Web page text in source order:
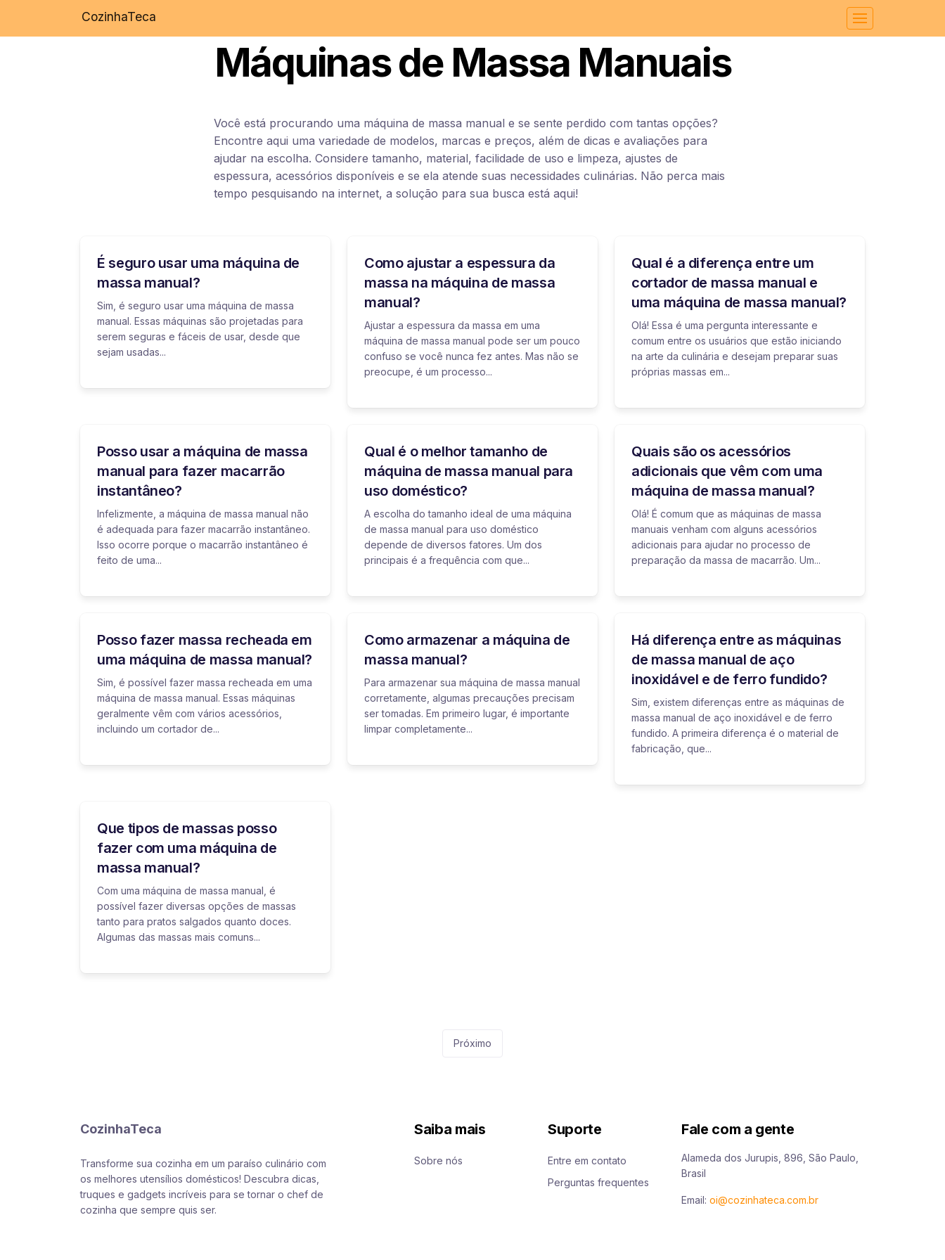
CozinhaTeca
Máquinas de Massa Manuais
Você está procurando uma máquina de massa manual e se sente perdido com tantas opções?
Encontre aqui uma variedade de modelos, marcas e preços, além de dicas e avaliações para
ajudar na escolha. Considere tamanho, material, facilidade de uso e limpeza, ajustes de
espessura, acessórios disponíveis e se ela atende suas necessidades culinárias. Não perca mais
tempo pesquisando na internet, a solução para sua busca está aqui!
É seguro usar uma máquina de
massa manual?
Sim, é seguro usar uma máquina de massa
manual. Essas máquinas são projetadas para
serem seguras e fáceis de usar, desde que
sejam usadas...
Como ajustar a espessura da
massa na máquina de massa
manual?
Ajustar a espessura da massa em uma
máquina de massa manual pode ser um pouco
confuso se você nunca fez antes. Mas não se
preocupe, é um processo...
Qual é a diferença entre um
cortador de massa manual e
uma máquina de massa manual?
Olá! Essa é uma pergunta interessante e
comum entre os usuários que estão iniciando
na arte da culinária e desejam preparar suas
próprias massas em...
Posso usar a máquina de massa
manual para fazer macarrão
instantâneo?
Infelizmente, a máquina de massa manual não
é adequada para fazer macarrão instantâneo.
Isso ocorre porque o macarrão instantâneo é
feito de uma...
Qual é o melhor tamanho de
máquina de massa manual para
uso doméstico?
A escolha do tamanho ideal de uma máquina
de massa manual para uso doméstico
depende de diversos fatores. Um dos
principais é a frequência com que...
Quais são os acessórios
adicionais que vêm com uma
máquina de massa manual?
Olá! É comum que as máquinas de massa
manuais venham com alguns acessórios
adicionais para ajudar no processo de
preparação da massa de macarrão. Um...
Posso fazer massa recheada em
uma máquina de massa manual?
Sim, é possível fazer massa recheada em uma
máquina de massa manual. Essas máquinas
geralmente vêm com vários acessórios,
incluindo um cortador de...
Como armazenar a máquina de
massa manual?
Para armazenar sua máquina de massa manual
corretamente, algumas precauções precisam
ser tomadas. Em primeiro lugar, é importante
limpar completamente...
Há diferença entre as máquinas
de massa manual de aço
inoxidável e de ferro fundido?
Sim, existem diferenças entre as máquinas de
massa manual de aço inoxidável e de ferro
fundido. A primeira diferença é o material de
fabricação, que...
Que tipos de massas posso
fazer com uma máquina de
massa manual?
Com uma máquina de massa manual, é
possível fazer diversas opções de massas
tanto para pratos salgados quanto doces.
Algumas das massas mais comuns...
Próximo
CozinhaTeca
Transforme sua cozinha em um paraíso culinário com
os melhores utensílios domésticos! Descubra dicas,
truques e gadgets incríveis para se tornar o chef de
cozinha que sempre quis ser.
Saiba mais
Sobre nós
Suporte
Entre em contato
Perguntas frequentes
Fale com a gente
Alameda dos Jurupis, 896, São Paulo,
Brasil
Email: oi@cozinhateca.com.br